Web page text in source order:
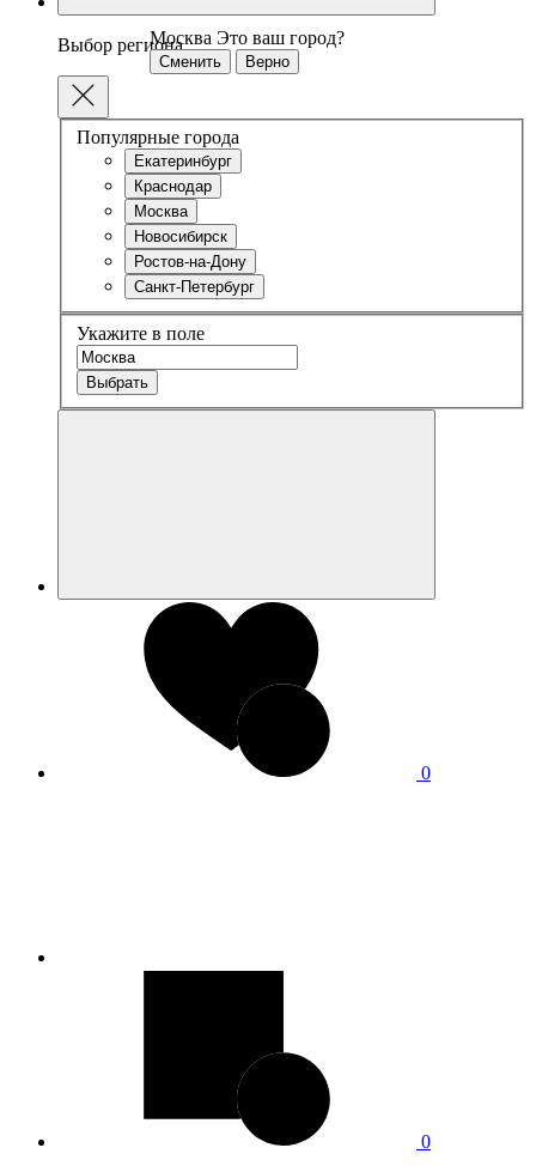
Выбор региона
Популярные города
Екатеринбург
Краснодар
Москва
Новосибирск
Ростов-на-Дону
Санкт-Петербург
Укажите в поле
Выбрать
Москва Это ваш город?
Сменить Верно
0
0